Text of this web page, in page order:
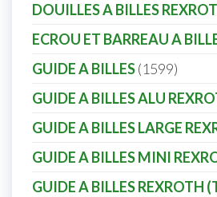
DOUILLES A BILLES
ECROU ET BARREAU A
GUIDE A BILLES 1599
GUIDE A BILLES ALU
GUIDE A BILLES LARGE
GUIDE A BILLES MINI
GUIDE A BILLES REXROTH